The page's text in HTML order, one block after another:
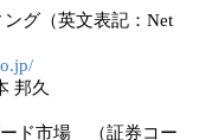
グ（英文表記：Net
邦久
ード市場 （証券コー